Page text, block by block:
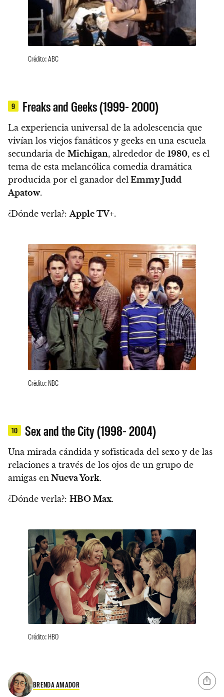
Crédito: ABC
9 Freaks and Geeks (1999- 2000)
La experiencia universal de la adolescencia que
vivían los viejos fanáticos y geeks en una escuela
secundaria de Michigan, alrededor de 1980, es el
tema de esta melancólica comedia dramática
producida por el ganador del Emmy Judd
Apatow.
¿Dónde verla?: Apple TV+.
Crédito: NBC
10 Sex and the City (1998- 2004)
Una mirada cándida y sofisticada del sexo y de las
relaciones a través de los ojos de un grupo de
amigas en Nueva York.
¿Dónde verla?: HBO Max.
Crédito: HBO
BRENDA AMADOR